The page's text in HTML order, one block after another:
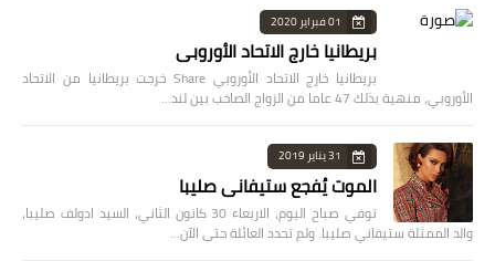
01 فبراير 2020
بريطانيا خارج الاتحاد الأوروبي
بريطانيا خارج الاتحاد الأوروبي Share خرجت بريطانيا من الاتحاد
الأوروبي، منهية بذلك 47 عاما من الزواج الصاخب بين لند…
31 يناير 2019
الموت يُفجع ستيفاني صليبا
توفي صباح اليوم، الاربعاء 30 كانون الثاني، السيد ادولف صليبا،
والد الممثلة ستيفاني صليبا. ولم تحدد العائلة حتى الآن…